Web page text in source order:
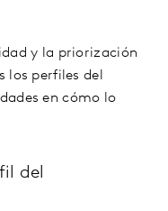
y la priorización
los perfiles del
en cómo lo
del